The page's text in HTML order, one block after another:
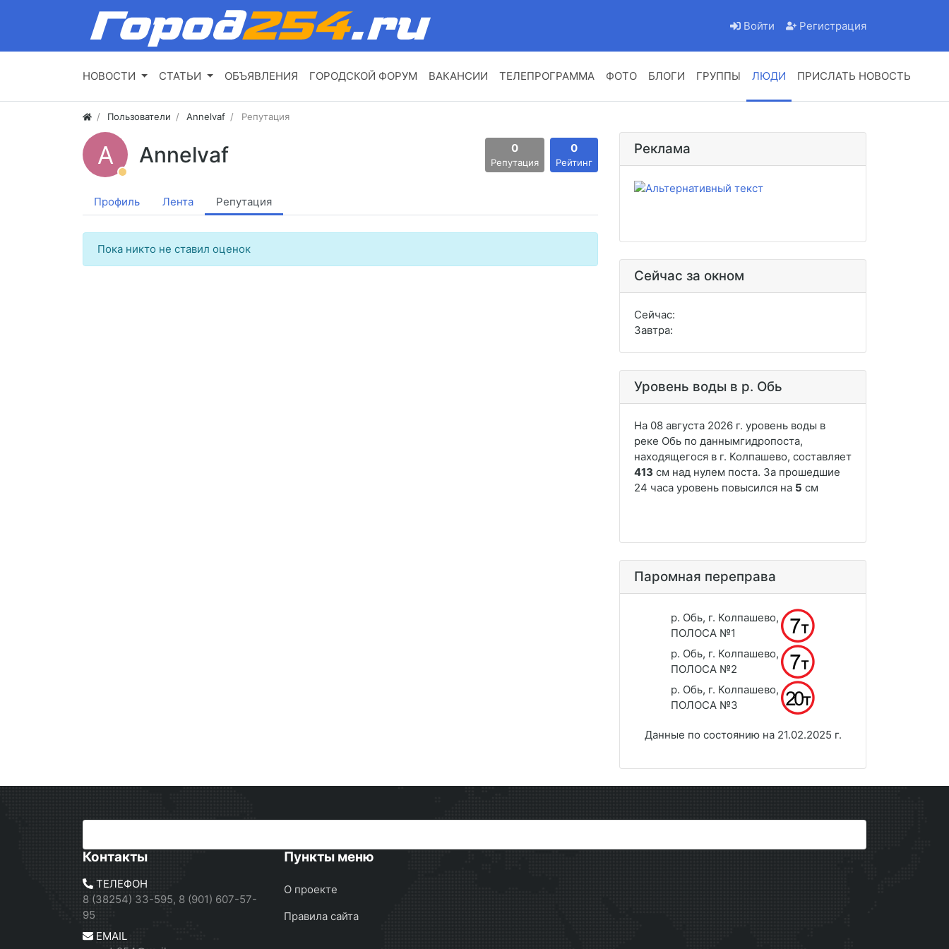
Войти Регистрация
НОВОСТИ СТАТЬИ ОБЪЯВЛЕНИЯ ГОРОДСКОЙ ФОРУМ ВАКАНСИИ ТЕЛЕПРОГРАММА ФОТО БЛОГИ ГРУППЫ ЛЮДИ ПРИСЛАТЬ НОВОСТЬ
Пользователи Annelvaf Репутация
A Annelvaf 0
Репутация
0
Рейтинг
Профиль Лента Репутация
Пока никто не ставил оценок
Реклама
Сейчас за окном
Сейчас:
Завтра:
Уровень воды в р. Обь
Паромная переправа
р. Обь, г. Колпашево,
ПОЛОСА №1
р. Обь, г. Колпашево,
ПОЛОСА №2
р. Обь, г. Колпашево,
ПОЛОСА №3
Данные по состоянию на 21.02.2025 г.
Контакты
ТЕЛЕФОН
8 (38254) 33-595, 8 (901) 607-57-
95
EMAIL
Пункты меню
О проекте
Правила сайта